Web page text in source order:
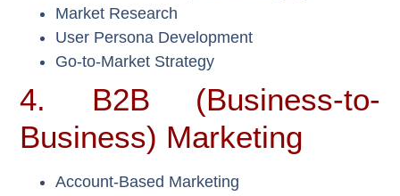
Market Research
User Persona Development
Go-to-Market Strategy
4. B2B (Business-to-
Business) Marketing
Account-Based Marketing